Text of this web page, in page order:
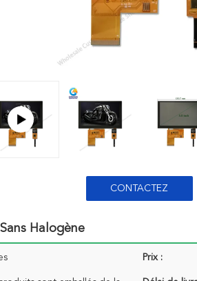
CONTACTEZ
Halogène
Prix :